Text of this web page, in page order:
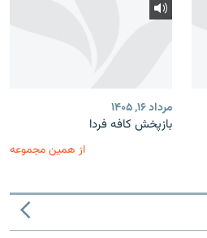
مرداد ۱۶, ۱۴۰۵
بازپخش کافه فردا
از همین مجموعه